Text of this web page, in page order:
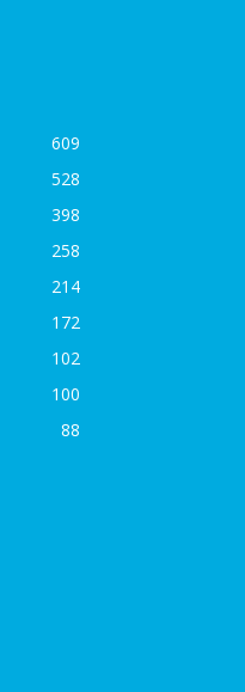
609
528
398
258
214
172
102
100
88